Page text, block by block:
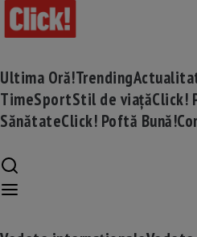
Ultima Oră!Trending
TimeSportStil de viațăClick!
SănătateClick! Poftă Bună!